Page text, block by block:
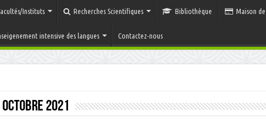
Instituts Recherches Scientifiques Bibliothèque Maison
intensive des langues Contactez-nous
octobre 2021